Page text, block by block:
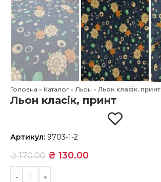
Головна » Каталог » Льон »Льон класік, принт
Льон класік, принт
Артикул: 9703-1-2
₴170.00 ₴ 130.00